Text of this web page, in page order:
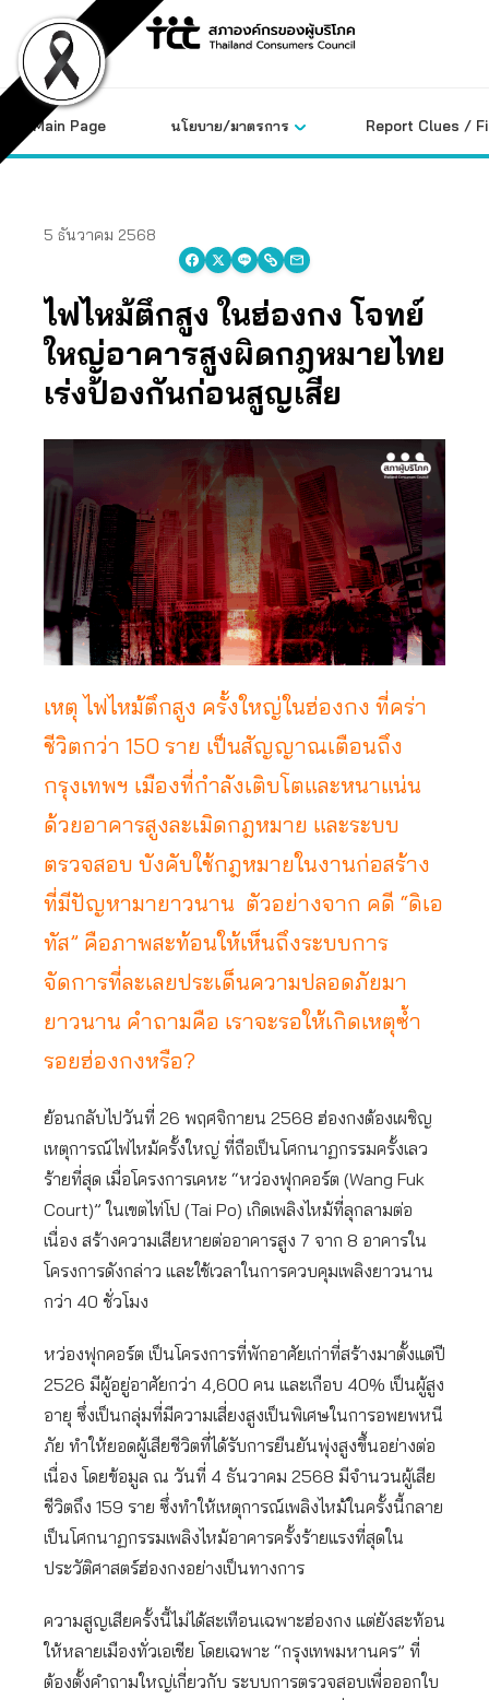
content
Main Page นโยบาย/มาตรการ Report Clues /
5 ธันวาคม 2568
ไฟไหม้ตึกสูง ในฮ่องกง โจทย์
ใหญ่อาคารสูงผิดกฎหมายไทย
เร่งป้องกันก่อนสูญเสีย
เหตุ ไฟไหม้ตึกสูง ครั้งใหญ่ในฮ่องกง ที่คร่า
ชีวิตกว่า 150 ราย เป็นสัญญาณเตือนถึง
กรุงเทพฯ เมืองที่กำลังเติบโตและหนาแน่น
ด้วยอาคารสูงละเมิดกฎหมาย และระบบ
ตรวจสอบ บังคับใช้กฎหมายในงานก่อสร้าง
ที่มีปัญหามายาวนาน ตัวอย่างจาก คดี “ดิเอ
ทัส” คือภาพสะท้อนให้เห็นถึงระบบการ
จัดการที่ละเลยประเด็นความปลอดภัยมา
ยาวนาน คำถามคือ เราจะรอให้เกิดเหตุซ้ำ
รอยฮ่องกงหรือ?
ย้อนกลับไปวันที่ 26 พฤศจิกายน 2568 ฮ่องกงต้องเผชิญ
เหตุการณ์ไฟไหม้ครั้งใหญ่ ที่ถือเป็นโศกนาฏกรรมครั้งเลว
ร้ายที่สุด เมื่อโครงการเคหะ “หว่องฟุกคอร์ต (Wang Fuk
Court)” ในเขตไท่โป (Tai Po) เกิดเพลิงไหม้ที่ลุกลามต่อ
เนื่อง สร้างความเสียหายต่ออาคารสูง 7 จาก 8 อาคารใน
โครงการดังกล่าว และใช้เวลาในการควบคุมเพลิงยาวนาน
กว่า 40 ชั่วโมง
หว่องฟุกคอร์ต เป็นโครงการที่พักอาศัยเก่าที่สร้างมาตั้งแต่ปี
2526 มีผู้อยู่อาศัยกว่า 4,600 คน และเกือบ 40% เป็นผู้สูง
อายุ ซึ่งเป็นกลุ่มที่มีความเสี่ยงสูงเป็นพิเศษในการอพยพหนี
ภัย ทำให้ยอดผู้เสียชีวิตที่ได้รับการยืนยันพุ่งสูงขึ้นอย่างต่อ
เนื่อง โดยข้อมูล ณ วันที่ 4 ธันวาคม 2568 มีจำนวนผู้เสีย
ชีวิตถึง 159 ราย ซึ่งทำให้เหตุการณ์เพลิงไหม้ในครั้งนี้กลาย
เป็นโศกนาฏกรรมเพลิงไหม้อาคารครั้งร้ายแรงที่สุดใน
ประวัติศาสตร์ฮ่องกงอย่างเป็นทางการ
ความสูญเสียครั้งนี้ไม่ได้สะเทือนเฉพาะฮ่องกง แต่ยังสะท้อน
ให้หลายเมืองทั่วเอเชีย โดยเฉพาะ “กรุงเทพมหานคร” ที่
ต้องตั้งคำถามใหญ่เกี่ยวกับ ระบบการตรวจสอบเพื่อออกใบ